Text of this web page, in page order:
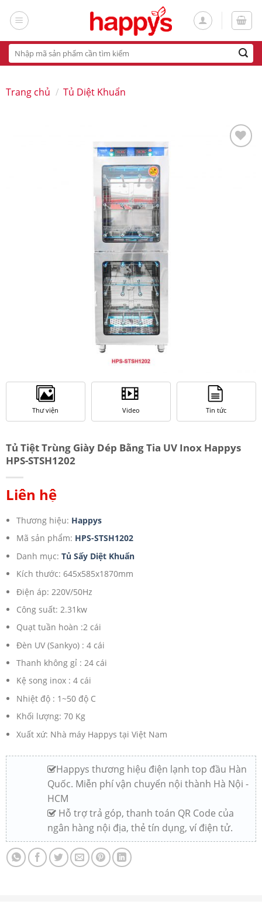
Tìm
kiếm:
Trang chủ / Tủ Diệt Khuẩn
Thư viện Video Tin tức
Tủ Tiệt Trùng Giày Dép Bằng Tia UV Inox Happys
HPS-STSH1202
Liên hệ
Thương hiệu: Happys
Mã sản phẩm: HPS-STSH1202
Danh mục: Tủ Sấy Diệt Khuẩn
Kích thước: 645x585x1870mm
Điện áp: 220V/50Hz
Công suất: 2.31kw
Quạt tuần hoàn :2 cái
Đèn UV (Sankyo) : 4 cái
Thanh không gỉ : 24 cái
Kệ song inox : 4 cái
Nhiệt độ : 1~50 độ C
Khối lượng: 70 Kg
Xuất xứ: Nhà máy Happys tại Việt Nam
Happys thương hiệu điện lạnh top đầu Hàn
Quốc. Miễn phí vận chuyển nội thành Hà Nội -
HCM
Hỗ trợ trả góp, thanh toán QR Code của
ngân hàng nội địa, thẻ tín dụng, ví điện tử.